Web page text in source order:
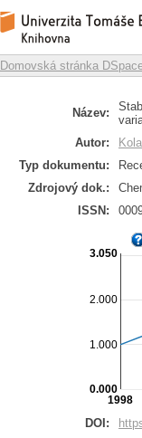
Stability
using
Repozitář DSpace/
Domovská stránka
Název:
Autor:
Typ dokumentu:
Zdrojový dok.:
ISSN:
1998
1.000
2.000
0.000
3.050
DOI: